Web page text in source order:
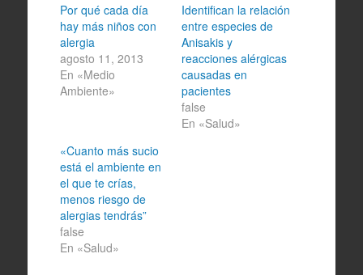
Por qué cada día
hay más niños con
alergia
agosto 11, 2013
En «Medio
Ambiente»
Identifican la relación
entre especies de
Anisakis y
reacciones alérgicas
causadas en
pacientes
false
En «Salud»
«Cuanto más sucio
está el ambiente en
el que te crías,
menos riesgo de
alergias tendrás”
false
En «Salud»